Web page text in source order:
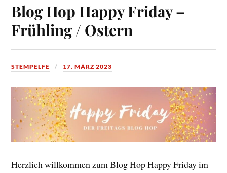
Blog Hop Happy Friday –
Frühling / Ostern
STEMPELFE 17. MÄRZ 2023
Herzlich willkommen zum Blog Hop Happy Friday im